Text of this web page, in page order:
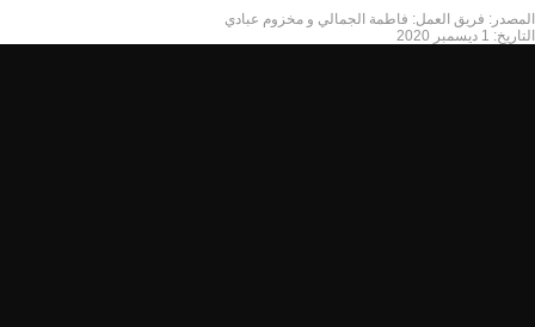
المصدر: فريق العمل: فاطمة الجمالي و مخزوم عبادي
التاريخ: 1 ديسمبر 2020